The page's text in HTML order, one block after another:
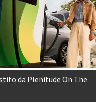
da Plenitude On The